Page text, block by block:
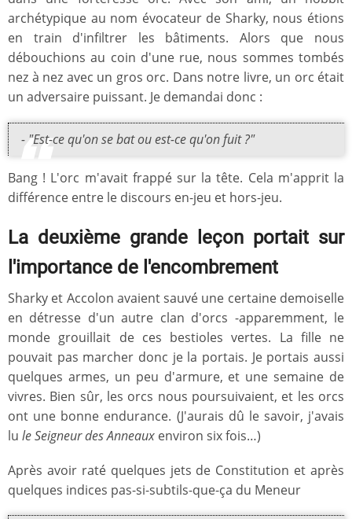
archétypique au nom évocateur de Sharky, nous étions
en train d'infiltrer les bâtiments. Alors que nous
débouchions au coin d'une rue, nous sommes tombés
nez à nez avec un gros orc. Dans notre livre, un orc était
un adversaire puissant. Je demandai donc :
- "Est-ce qu'on se bat ou est-ce qu'on fuit ?"
Bang ! L'orc m'avait frappé sur la tête. Cela m'apprit la
différence entre le discours en-jeu et hors-jeu.
La deuxième grande leçon portait sur
l'importance de l'encombrement
Sharky et Accolon avaient sauvé une certaine demoiselle
en détresse d'un autre clan d'orcs -apparemment, le
monde grouillait de ces bestioles vertes. La fille ne
pouvait pas marcher donc je la portais. Je portais aussi
quelques armes, un peu d'armure, et une semaine de
vivres. Bien sûr, les orcs nous poursuivaient, et les orcs
ont une bonne endurance. (J'aurais dû le savoir, j'avais
lu le Seigneur des Anneaux environ six fois…)
Après avoir raté quelques jets de Constitution et après
quelques indices pas-si-subtils-que-ça du Meneur